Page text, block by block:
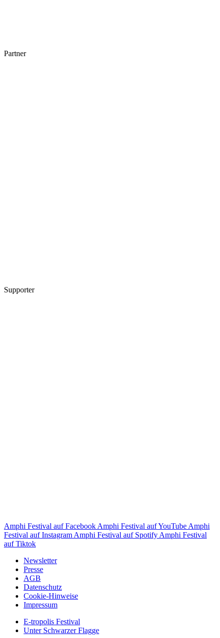
Partner
Supporter
Amphi Festival auf Facebook Amphi Festival auf YouTube Amphi
Festival auf Instagram Amphi Festival auf Spotify Amphi Festival
auf Tiktok
Newsletter
Presse
AGB
Datenschutz
Cookie-Hinweise
Impressum
E-tropolis Festival
Unter Schwarzer Flagge